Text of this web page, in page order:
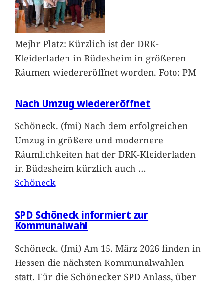
Mejhr Platz: Kürzlich ist der DRK-
Kleiderladen in Büdesheim in größeren
Räumen wiedereröffnet worden. Foto: PM
Nach Umzug wiedereröffnet
Schöneck. (fmi) Nach dem erfolgreichen
Umzug in größere und modernere
Räumlichkeiten hat der DRK-Kleiderladen
in Büdesheim kürzlich auch …
Schöneck
SPD Schöneck informiert zur
Kommunalwahl
Schöneck. (fmi) Am 15. März 2026 finden in
Hessen die nächsten Kommunalwahlen
statt. Für die Schönecker SPD Anlass, über